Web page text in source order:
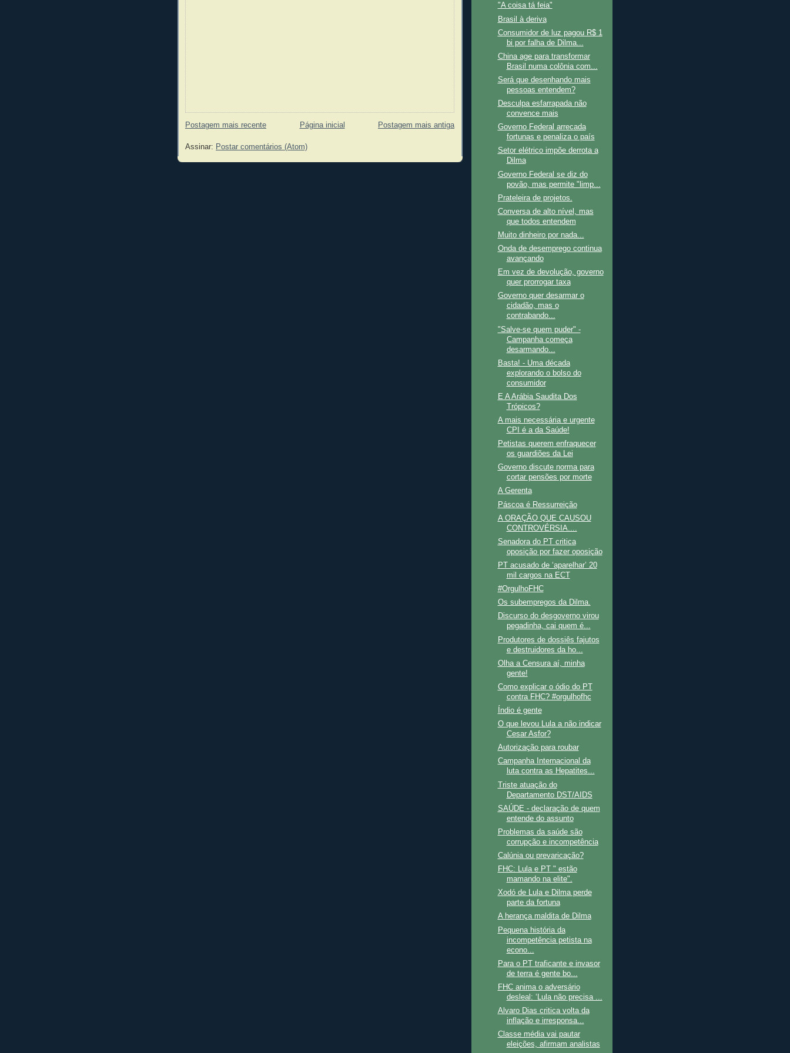
Postagem mais recente Postagem mais antiga
Página inicial
Assinar: Postar comentários (Atom)
"A coisa tá feia"
Brasil à deriva
Consumidor de luz pagou R$ 1
bi por falha de Dilma...
China age para transformar
Brasil numa colônia com...
Será que desenhando mais
pessoas entendem?
Desculpa esfarrapada não
convence mais
Governo Federal arrecada
fortunas e penaliza o país
Setor elétrico impõe derrota a
Dilma
Governo Federal se diz do
povão, mas permite "limp...
Prateleira de projetos.
Conversa de alto nível, mas
que todos entendem
Muito dinheiro por nada...
Onda de desemprego continua
avançando
Em vez de devolução, governo
quer prorrogar taxa
Governo quer desarmar o
cidadão, mas o
contrabando...
"Salve-se quem puder" -
Campanha começa
desarmando...
Basta! - Uma década
explorando o bolso do
consumidor
E A Arábia Saudita Dos
Trópicos?
A mais necessária e urgente
CPI é a da Saúde!
Petistas querem enfraquecer
os guardiões da Lei
Governo discute norma para
cortar pensões por morte
A Gerenta
Páscoa é Ressurreição
A ORAÇÃO QUE CAUSOU
CONTROVÉRSIA....
Senadora do PT critica
oposição por fazer oposição
PT acusado de ‘aparelhar’ 20
mil cargos na ECT
#OrgulhoFHC
Os subempregos da Dilma.
Discurso do desgoverno virou
pegadinha, cai quem é...
Produtores de dossiês fajutos
e destruidores da ho...
Olha a Censura aí, minha
gente!
Como explicar o ódio do PT
contra FHC? #orgulhofhc
Índio é gente
O que levou Lula a não indicar
Cesar Asfor?
Autorização para roubar
Campanha Internacional da
luta contra as Hepatites...
Triste atuação do
Departamento DST/AIDS
SAÚDE - declaração de quem
entende do assunto
Problemas da saúde são
corrupção e incompetência
Calúnia ou prevaricação?
FHC: Lula e PT " estão
mamando na elite".
Xodó de Lula e Dilma perde
parte da fortuna
A herança maldita de Dilma
Pequena história da
incompetência petista na
econo...
Para o PT traficante e invasor
de terra é gente bo...
FHC anima o adversário
desleal: ‘Lula não precisa ...
Alvaro Dias critica volta da
inflação e irresponsa...
Classe média vai pautar
eleições, afirmam analistas